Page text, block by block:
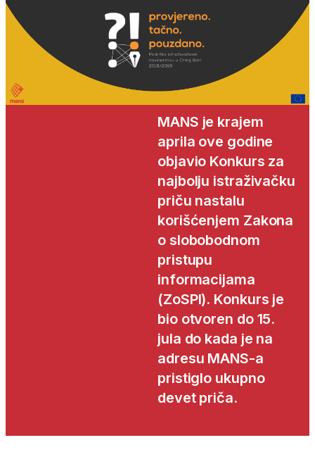
MANS je krajem
aprila ove godine
objavio Konkurs za
najbolju istraživačku
priču nastalu
korišćenjem Zakona
o slobobodnom
pristupu
informacijama
(ZoSPI). Konkurs je
bio otvoren do 15.
jula do kada je na
adresu MANS-a
pristiglo ukupno
devet priča.